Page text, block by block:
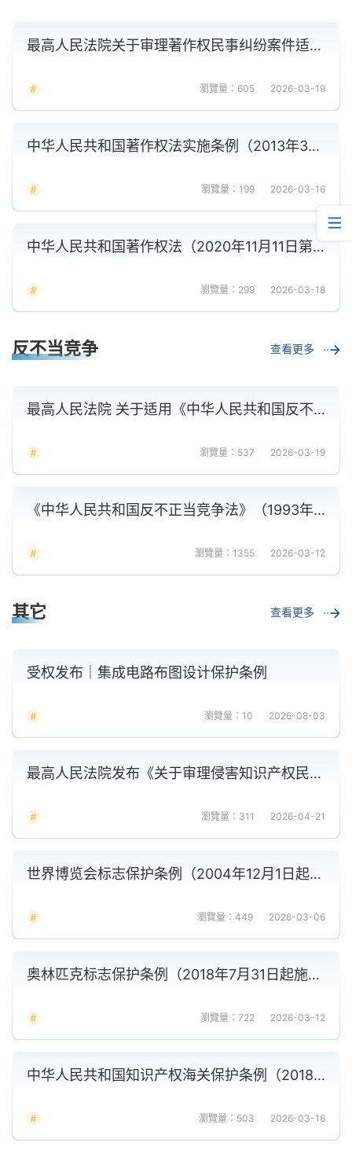
最高人民法院关于审理著作权民事纠纷案件适用法律若干问题的解释
瀏覽量：605 2026-03-19
中华人民共和国著作权法实施条例（2013年3月1日起施行）
瀏覽量：199 2026-03-16
中华人民共和国著作权法（2020年11月11日第三次修正）
瀏覽量：299 2026-03-18
反不当竞争 查看更多
最高人民法院 关于适用《中华人民共和国反不正当竞争法》 若干问题的解释
瀏覽量：537 2026-03-19
《中华人民共和国反不正当竞争法》（1993年通过，2025年第二次修订）
瀏覽量：1355 2026-03-12
其它 查看更多
受权发布｜集成电路布图设计保护条例
瀏覽量：10 2026-08-03
最高人民法院发布《关于审理侵害知识产权民事纠纷案件适用惩罚性赔偿的解释》
瀏覽量：311 2026-04-21
世界博览会标志保护条例（2004年12月1日起施行）
瀏覽量：449 2026-03-06
奥林匹克标志保护条例（2018年7月31日起施行）
瀏覽量：722 2026-03-12
中华人民共和国知识产权海关保护条例（2018年第二次修订）
瀏覽量：503 2026-03-16